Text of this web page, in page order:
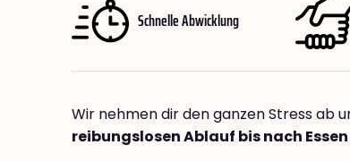
Schnelle Abwicklung
Wir nehmen dir den ganzen Stress ab
reibungslosen Ablauf bis nach Essen